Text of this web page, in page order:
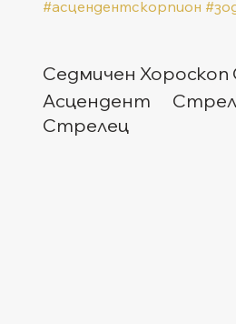
#асцендентскорпион
Седмичен
Асцендент
Стрелец